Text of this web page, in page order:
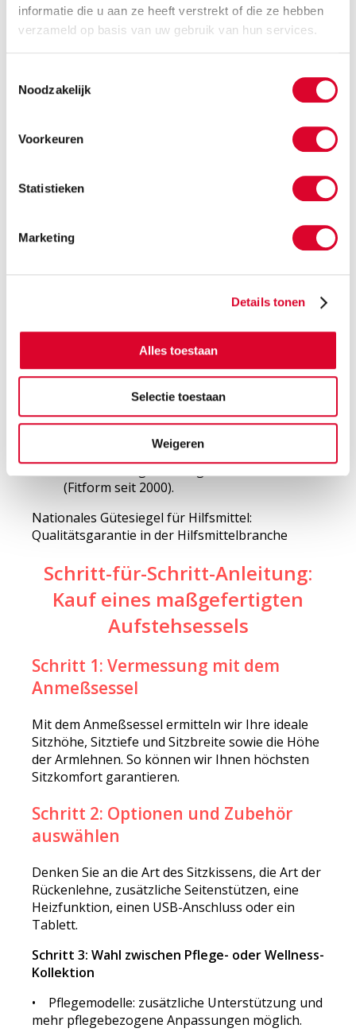
informatie die u aan ze heeft verstrekt of die ze hebben
verzameld op basis van uw gebruik van hun services.
Noodzakelijk
Voorkeuren
Statistieken
Marketing
Details tonen
Alles toestaan
Selectie toestaan
Weigeren
Reinigungsmitteln reinigen.
In den Niederlanden umfasst die Garantie häufig:
Eventuelle Zusatzgarantie
Bei Fitform erhalten Sie standardmäßig das 10-
Jahre-Garantieversprechen. Lesen Sie hier die
Garantieversprechen“.
Vor-Ort-Service an, und der Kundenservice ist an
Werktagen telefonisch oder per E-Mail gut
MDR-Gütesiegel: Europäische Norm für
Medizinprodukte (der Fitform Vario
Pflegesessel erfüllt diese Anforderungen).
AGR-Gütesiegel: für ergonomische Sessel
(Fitform seit 2000).
Nationales Gütesiegel für Hilfsmittel:
Qualitätsgarantie in der Hilfsmittelbranche
Schritt-für-Schritt-Anleitung:
Kauf eines maßgefertigten
Aufstehsessels
Schritt 1: Vermessung mit dem
Anmeßsessel
Mit dem Anmeßsessel ermitteln wir Ihre ideale
Sitzhöhe, Sitztiefe und Sitzbreite sowie die Höhe
der Armlehnen. So können wir Ihnen höchsten
Sitzkomfort garantieren.
Schritt 2: Optionen und Zubehör
auswählen
Denken Sie an die Art des Sitzkissens, die Art der
Rückenlehne, zusätzliche Seitenstützen, eine
Heizfunktion, einen USB-Anschluss oder ein
Tablett.
Schritt 3: Wahl zwischen Pflege- oder Wellness-
Kollektion
• Pflegemodelle: zusätzliche Unterstützung und
mehr pflegebezogene Anpassungen möglich.